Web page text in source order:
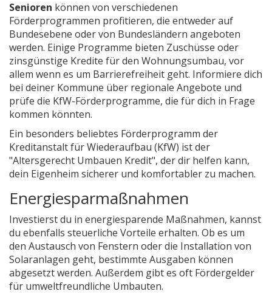
Senioren können von verschiedenen
Förderprogrammen profitieren, die entweder auf
Bundesebene oder von Bundesländern angeboten
werden. Einige Programme bieten Zuschüsse oder
zinsgünstige Kredite für den Wohnungsumbau, vor
allem wenn es um Barrierefreiheit geht. Informiere dich
bei deiner Kommune über regionale Angebote und
prüfe die KfW-Förderprogramme, die für dich in Frage
kommen könnten.
Ein besonders beliebtes Förderprogramm der
Kreditanstalt für Wiederaufbau (KfW) ist der
"Altersgerecht Umbauen Kredit", der dir helfen kann,
dein Eigenheim sicherer und komfortabler zu machen.
Energiesparmaßnahmen
Investierst du in energiesparende Maßnahmen, kannst
du ebenfalls steuerliche Vorteile erhalten. Ob es um
den Austausch von Fenstern oder die Installation von
Solaranlagen geht, bestimmte Ausgaben können
abgesetzt werden. Außerdem gibt es oft Fördergelder
für umweltfreundliche Umbauten.